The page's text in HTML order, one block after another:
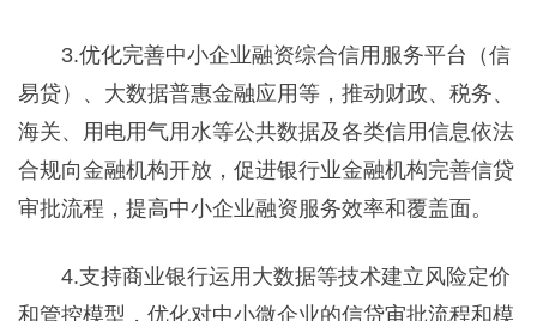
3.优化完善中小企业融资综合信用服务平台（信
易贷）、大数据普惠金融应用等，推动财政、税务、
海关、用电用气用水等公共数据及各类信用信息依法
合规向金融机构开放，促进银行业金融机构完善信贷
审批流程，提高中小企业融资服务效率和覆盖面。
4.支持商业银行运用大数据等技术建立风险定价
和管控模型，优化对中小微企业的信贷审批流程和模